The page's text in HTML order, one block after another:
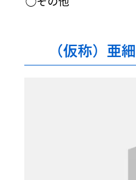
（仮称）亜